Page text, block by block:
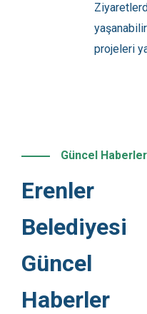
projeleri
Güncel Haberler
Erenler
Belediyesi
Güncel
Haberler